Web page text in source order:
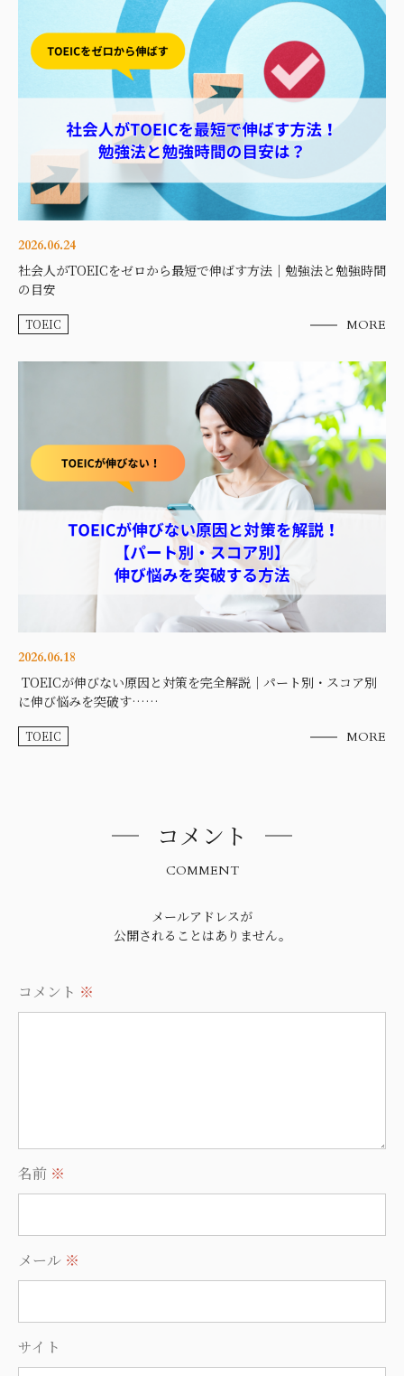
2026.06.24
社会人がTOEICをゼロから最短で伸ばす方法｜勉強法と勉強時間
の目安
TOEIC MORE
2026.06.18
TOEICが伸びない原因と対策を完全解説｜パート別・スコア別
に伸び悩みを突破す……
TOEIC MORE
コメント
COMMENT
メールアドレスが
公開されることはありません。
コメント ※
名前 ※
メール ※
サイト